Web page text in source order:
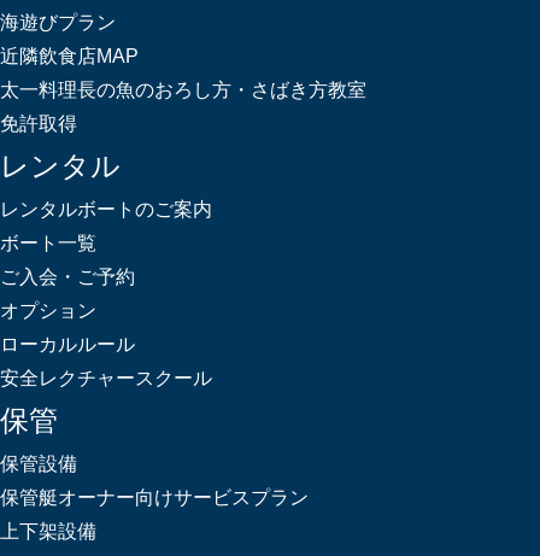
海遊びプラン
近隣飲食店MAP
太一料理長の魚のおろし方・さばき方教室
免許取得
レンタル
レンタルボートのご案内
ボート一覧
ご入会・ご予約
オプション
ローカルルール
安全レクチャースクール
保管
保管設備
保管艇オーナー向けサービスプラン
上下架設備